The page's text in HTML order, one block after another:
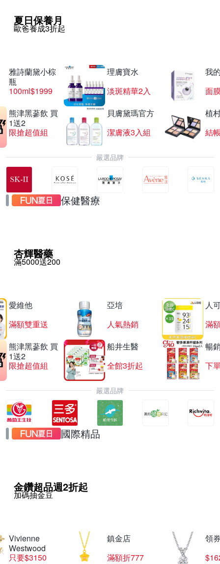
夏日保養月
歐爸養成3折起
雅詩蘭黛小棕
瓶
100ml$1999
理膚寶水
淡斑精華2入
我
面
熊津黑蔘飲 買
1送2
限搶超值組
貝膚黛瑪官方
潔膚液3入組
植
結
嚴選品牌
保健醫療
杏輝醫藥
滿5000送200
愛維他
滿額雙重送
亞培
人氣熱銷
人
滿
熊津黑蔘飲 買
1送2
限搶超值組
船井生醫
全館3折起
暢
下
嚴選品牌
國際精品
金鑽超品週2折起
加碼抽金豆
Vivienne
Westwood
只要$3150
鎮金店
滿額折777
領